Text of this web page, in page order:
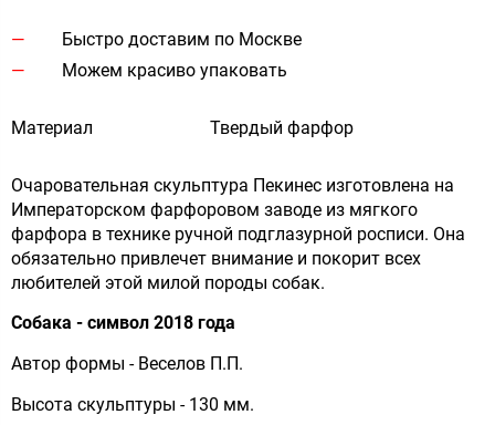
Быстро доставим по Москве
Можем красиво упаковать
Материал Твердый фарфор
Очаровательная скульптура Пекинес изготовлена на
Императорском фарфоровом заводе из мягкого
фарфора в технике ручной подглазурной росписи. Она
обязательно привлечет внимание и покорит всех
любителей этой милой породы собак.
Собака - символ 2018 года
Автор формы - Веселов П.П.
Высота скульптуры - 130 мм.